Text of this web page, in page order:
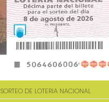
SORTEO DE LOTERIA NACIONAL